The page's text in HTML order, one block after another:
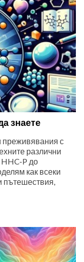
знаете
преживявания с
различни
HHC-P до
как всеки
пътешествия,